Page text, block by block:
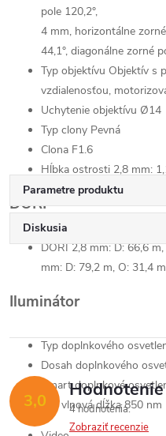
pole 120,2°,
4 mm, horizontálne
44,1°, diagonálne zorné
Typ objektívu Objektív s
vzdialenosťou,
Uchytenie objektívu Ø14
Typ clony Pevná
Clona F1.6
Hĺbka ostrosti 2,8 mm:
DORI
DORI2,8 mm: D: 66,6
mm: D: 79,2 m, O: 31,4
Iluminátor
Typ doplnkového
Dosah doplnkového
Smart doplnkové
>IR vlnová dĺžka850 nm
Parametre produktu
Diskusia
3,0
4 hodnotenia
Zobraziť recenzie